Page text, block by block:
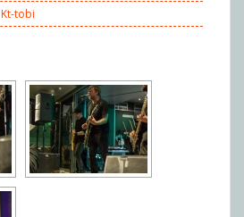
Kt-tobi